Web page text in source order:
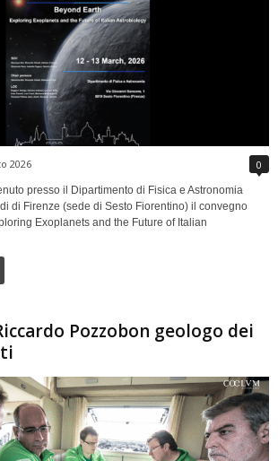
2026 0
presso il Dipartimento di Fisica e Astronomia
di Firenze (sede di Sesto Fiorentino) il convegno
Exoplanets and the Future of Italian
Pozzobon geologo dei